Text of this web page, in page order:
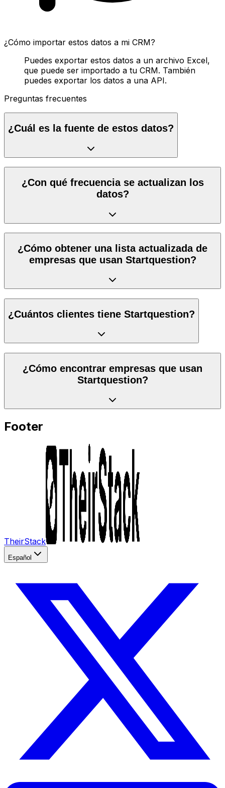
¿Cómo importar estos datos a mi CRM?
Puedes exportar estos datos a un archivo Excel,
que puede ser importado a tu CRM. También
puedes exportar los datos a una API.
Preguntas frecuentes
¿Cuál es la fuente de estos datos?
¿Con qué frecuencia se actualizan los
datos?
¿Cómo obtener una lista actualizada de
empresas que usan Startquestion?
¿Cuántos clientes tiene Startquestion?
¿Cómo encontrar empresas que usan
Startquestion?
Footer
TheirStack
Español